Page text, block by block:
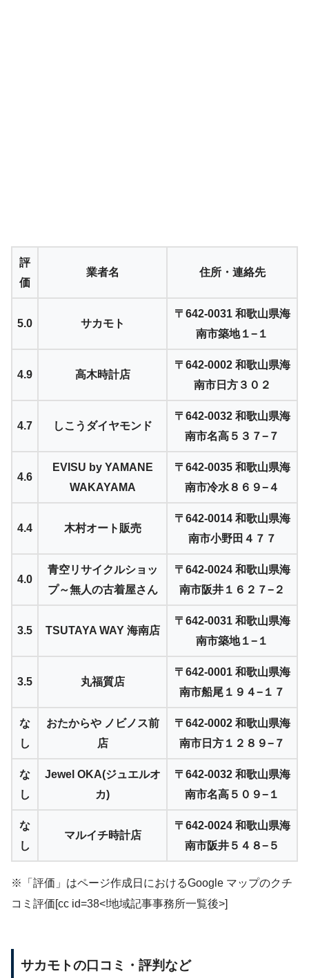
評
価
業者名 住所・連絡先
5.0 サカモト
〒642-0031 和歌山県海
南市築地１−１
4.9 高木時計店
〒642-0002 和歌山県海
南市日方３０２
4.7 しこうダイヤモンド
〒642-0032 和歌山県海
南市名高５３７−７
4.6
EVISU by YAMANE
WAKAYAMA
〒642-0035 和歌山県海
南市冷水８６９−４
4.4 木村オート販売
〒642-0014 和歌山県海
南市小野田４７７
4.0
青空リサイクルショッ
プ～無人の古着屋さん
〒642-0024 和歌山県海
南市阪井１６２７−２
3.5 TSUTAYA WAY 海南店
〒642-0031 和歌山県海
南市築地１−１
3.5 丸福質店
〒642-0001 和歌山県海
南市船尾１９４−１７
な
し
おたからや ノビノス前
店
〒642-0002 和歌山県海
南市日方１２８９−７
な
し
Jewel OKA(ジュエルオ
カ)
〒642-0032 和歌山県海
南市名高５０９−１
な
し
マルイチ時計店
〒642-0024 和歌山県海
南市阪井５４８−５
※「評価」はページ作成日におけるGoogle マップのクチ
コミ評価[cc id=38<!地域記事事務所一覧後>]
サカモトの口コミ・評判など